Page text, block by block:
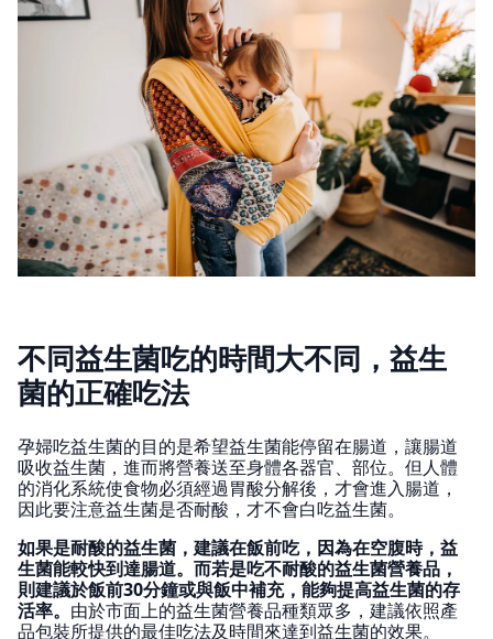
不同益生菌吃的時間大不同，益生
菌的正確吃法
孕婦吃益生菌的目的是希望益生菌能停留在腸道，讓腸道
吸收益生菌，進而將營養送至身體各器官、部位。但人體
的消化系統使食物必須經過胃酸分解後，才會進入腸道，
因此要注意益生菌是否耐酸，才不會白吃益生菌。
如果是耐酸的益生菌，建議在飯前吃，因為在空腹時，益
生菌能較快到達腸道。而若是吃不耐酸的益生菌營養品，
則建議於飯前30分鐘或與飯中補充，能夠提高益生菌的存
活率。 由於市面上的益生菌營養品種類眾多，建議依照產
品包裝所提供的最佳吃法及時間來達到益生菌的效果。